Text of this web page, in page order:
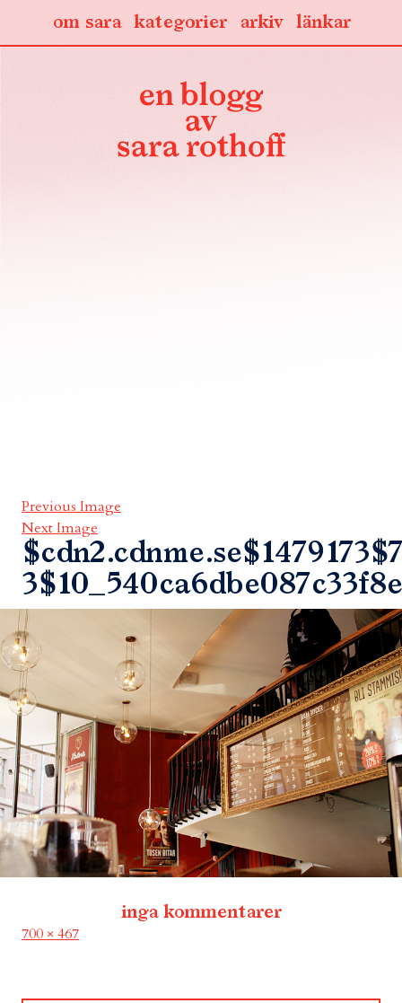
länkar
arkiv
kategorier
om sara
Previous Image
Next Image
inga kommentarer
Full
700 × 467